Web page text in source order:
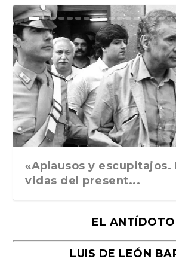
Ground Rules. Alejan...
«Rafael: Poesía subl...
Bienvenidos al circo...
Georges de La Tour. ...
Robert Capa: la hist...
«Aplausos y escupitajos.
vidas del present...
EL ANTÍDOTO
LUIS DE LEÓN